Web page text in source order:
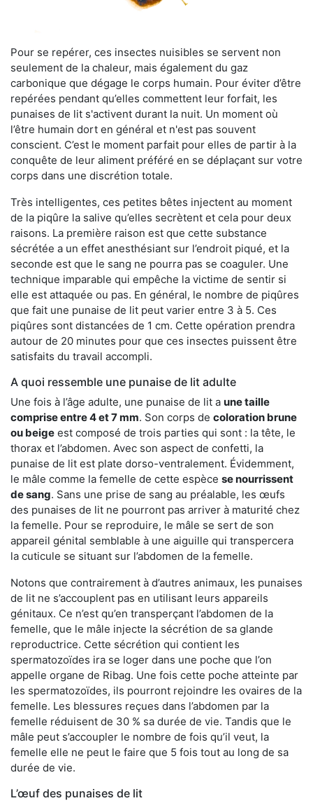
Pour se repérer, ces insectes nuisibles se servent non
seulement de la chaleur, mais également du gaz
carbonique que dégage le corps humain. Pour éviter d’être
repérées pendant qu’elles commettent leur forfait, les
punaises de lit s'activent durant la nuit. Un moment où
l’être humain dort en général et n'est pas souvent
conscient. C’est le moment parfait pour elles de partir à la
conquête de leur aliment préféré en se déplaçant sur votre
corps dans une discrétion totale.
Très intelligentes, ces petites bêtes injectent au moment
de la piqûre la salive qu’elles secrètent et cela pour deux
raisons. La première raison est que cette substance
sécrétée a un effet anesthésiant sur l’endroit piqué, et la
seconde est que le sang ne pourra pas se coaguler. Une
technique imparable qui empêche la victime de sentir si
elle est attaquée ou pas. En général, le nombre de piqûres
que fait une punaise de lit peut varier entre 3 à 5. Ces
piqûres sont distancées de 1 cm. Cette opération prendra
autour de 20 minutes pour que ces insectes puissent être
satisfaits du travail accompli.
A quoi ressemble une punaise de lit adulte
Une fois à l’âge adulte, une punaise de lit a une taille
comprise entre 4 et 7 mm. Son corps de coloration brune
ou beige est composé de trois parties qui sont : la tête, le
thorax et l’abdomen. Avec son aspect de confetti, la
punaise de lit est plate dorso-ventralement. Évidemment,
le mâle comme la femelle de cette espèce se nourrissent
de sang. Sans une prise de sang au préalable, les œufs
des punaises de lit ne pourront pas arriver à maturité chez
la femelle. Pour se reproduire, le mâle se sert de son
appareil génital semblable à une aiguille qui transpercera
la cuticule se situant sur l’abdomen de la femelle.
Notons que contrairement à d’autres animaux, les punaises
de lit ne s’accouplent pas en utilisant leurs appareils
génitaux. Ce n’est qu’en transperçant l’abdomen de la
femelle, que le mâle injecte la sécrétion de sa glande
reproductrice. Cette sécrétion qui contient les
spermatozoïdes ira se loger dans une poche que l’on
appelle organe de Ribag. Une fois cette poche atteinte par
les spermatozoïdes, ils pourront rejoindre les ovaires de la
femelle. Les blessures reçues dans l’abdomen par la
femelle réduisent de 30 % sa durée de vie. Tandis que le
mâle peut s’accoupler le nombre de fois qu’il veut, la
femelle elle ne peut le faire que 5 fois tout au long de sa
durée de vie.
L’œuf des punaises de lit